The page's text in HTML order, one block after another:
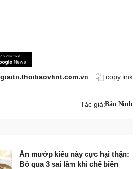
giaitri.thoibaovhnt.com.vn copy link
Tác giả:Bảo Ninh
Ăn mướp kiểu này cực hại thận:
Bỏ qua 3 sai lầm khi chế biến